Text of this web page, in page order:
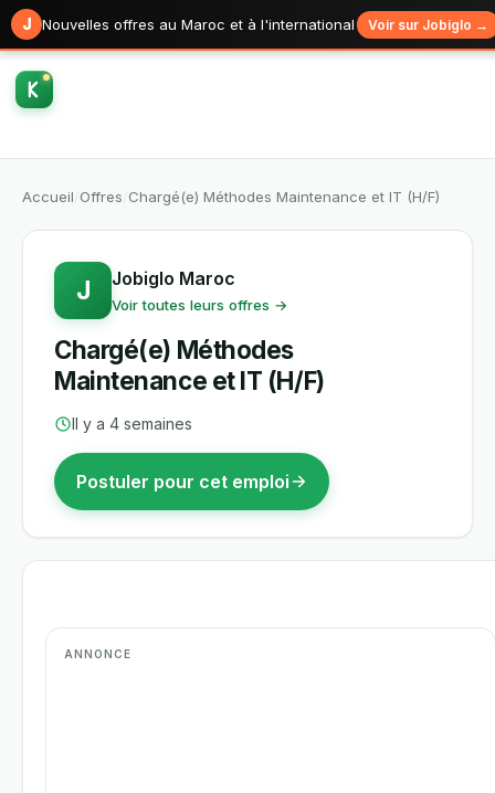
J Nouvelles offres au Maroc et à l'international Voir sur Jobiglo →
Accueil Offres Chargé(e) Méthodes Maintenance et IT (H/F)
J Jobiglo Maroc
Voir toutes leurs offres →
Chargé(e) Méthodes
Maintenance et IT (H/F)
Il y a 4 semaines
Postuler pour cet emploi